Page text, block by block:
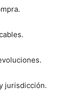
jurisdicción.